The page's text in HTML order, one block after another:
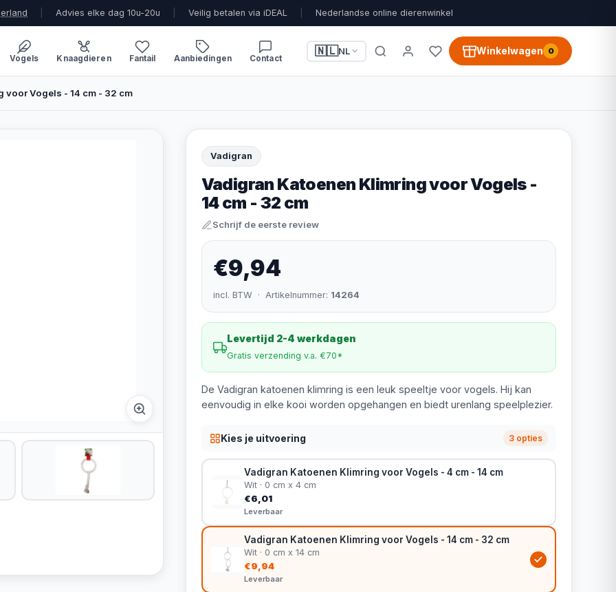
Advies elke dag 10u-20u Veilig betalen via iDEAL Nederlandse online dierenwinkel
Vogels Knaagdieren Fantail Aanbiedingen Contact
🇳🇱NL Winkelwagen 0
voor Vogels - 14 cm - 32 cm
Vadigran
Vadigran Katoenen Klimring voor Vogels -
14 cm - 32 cm
Schrijf de eerste review
€9,94
incl. BTW · Artikelnummer: 14264
Levertijd 2-4 werkdagen
Gratis verzending v.a. €70*
De Vadigran katoenen klimring is een leuk speeltje voor vogels. Hij kan
eenvoudig in elke kooi worden opgehangen en biedt urenlang speelplezier.
Kies je uitvoering 3 opties
Vadigran Katoenen Klimring voor Vogels - 4 cm - 14 cm
Wit · 0 cm x 4 cm
€6,01
Leverbaar
Vadigran Katoenen Klimring voor Vogels - 14 cm - 32 cm
Wit · 0 cm x 14 cm
€9,94
Leverbaar